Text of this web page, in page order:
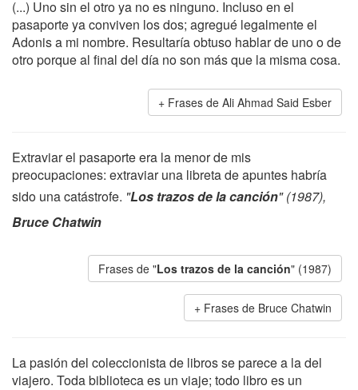
(...) Uno sin el otro ya no es ninguno. Incluso en el
pasaporte ya conviven los dos; agregué legalmente el
Adonis a mi nombre. Resultaría obtuso hablar de uno o de
otro porque al final del día no son más que la misma cosa.
Frases de Ali Ahmad Said Esber
Extraviar el pasaporte era la menor de mis
preocupaciones: extraviar una libreta de apuntes habría
sido una catástrofe. "Los trazos de la canción" (1987),
Bruce Chatwin
Frases de "Los trazos de la canción" (1987)
Frases de Bruce Chatwin
La pasión del coleccionista de libros se parece a la del
viajero. Toda biblioteca es un viaje; todo libro es un